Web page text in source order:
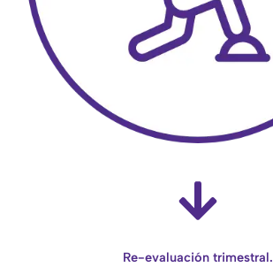
Re-evaluación trimestral.